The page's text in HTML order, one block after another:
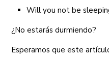
Will you not be
¿No estarás durmiendo?
Esperamos que este